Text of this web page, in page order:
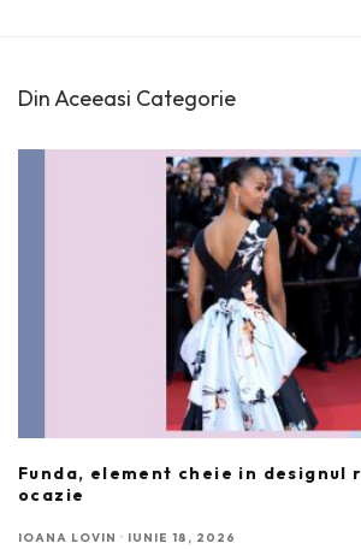
Din Aceeasi Categorie
Funda, element cheie in designul
ocazie
IOANA LOVIN · IUNIE 18, 2026